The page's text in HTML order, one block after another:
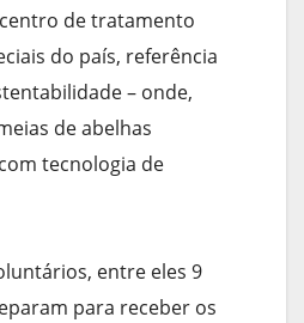
de tratamento
do país, referência
– onde,
de abelhas
tecnologia de
entre eles 9
para receber os